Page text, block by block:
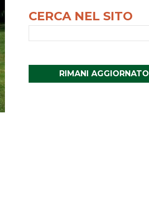
CERCA NEL SITO
RIMANI AGGIORNATO